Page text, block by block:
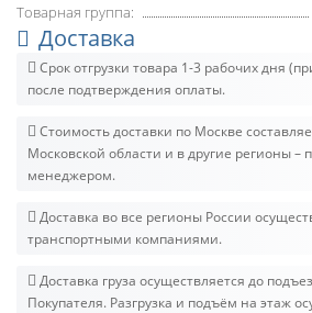
Товарная группа:
Доставка
Срок отгрузки товара 1-3 рабочих дня
после подтверждения оплаты.
Стоимость доставки по Москве
Московской области и в другие регионы –
менеджером.
Доставка во все регионы России
транспортными компаниями.
Доставка груза осуществляется до
Покупателя. Разгрузка и подъём на этаж